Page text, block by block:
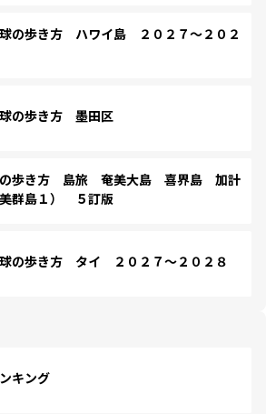
の歩き方 ハワイ島 ２０２７～２０２
の歩き方 墨田区
歩き方 島旅 奄美大島 喜界島 加計
群島１） ５訂版
の歩き方 タイ ２０２７～２０２８
キング